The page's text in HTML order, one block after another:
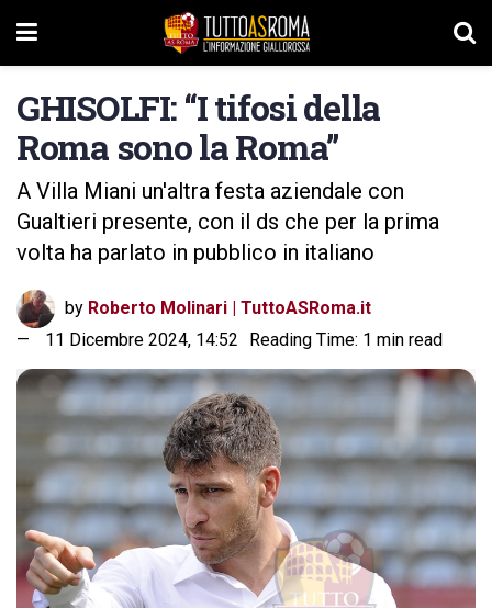
GHISOLFI: “I tifosi della
Roma sono la Roma”
A Villa Miani un'altra festa aziendale con
Gualtieri presente, con il ds che per la prima
volta ha parlato in pubblico in italiano
by Roberto Molinari | TuttoASRoma.it
11 Dicembre 2024, 14:52
Reading Time: 1 min read